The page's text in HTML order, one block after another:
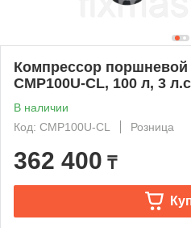
Компрессор поршневой
CMP100U-CL, 100 л, 3
В наличии
Код: CMP100U-CL
Розница
362 400 ₸